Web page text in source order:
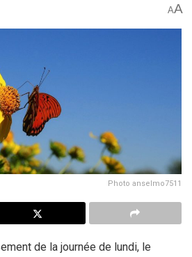
AA
Photo anselmo7511
de la journée de lundi, le